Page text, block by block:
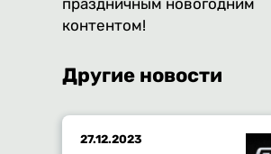
праздничным новогодним
контентом!
Другие новости
27.12.2023